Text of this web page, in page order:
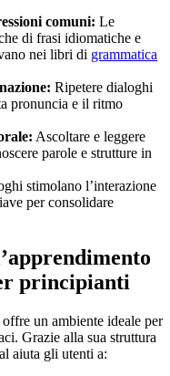
comuni: Le
di frasi idiomatiche e
nei libri di grammatica
Ripetere dialoghi
pronuncia e il ritmo
Ascoltare e leggere
parole e strutture in
stimolano l’interazione
per consolidare
principianti
un ambiente ideale per
Grazie alla sua struttura
aiuta gli utenti a: